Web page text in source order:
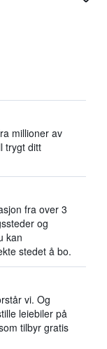
millioner av
trygt ditt
fra over 3
og
kan
stedet å bo.
vi. Og
leiebiler på
tilbyr gratis